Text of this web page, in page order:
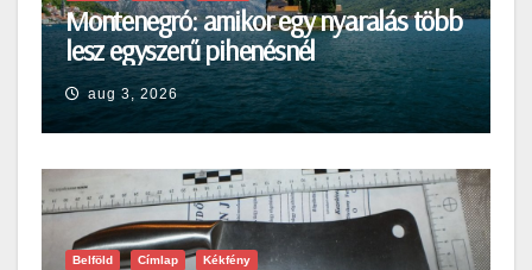
Montenegró: amikor egy nyaralás több
lesz egyszerű pihenésnél
aug 3, 2026
Belföld Címlap Kékfény